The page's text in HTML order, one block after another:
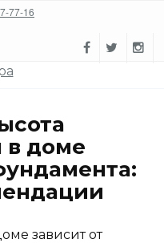
77-16
в доме
зависит от